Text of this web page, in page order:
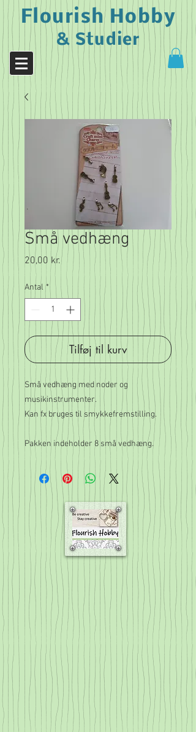
Flourish Hobby
& Studier
Små vedhæng
20,00 kr.Pris
Antal *
Tilføj til kurv
Små vedhæng med noder og
musikinstrumenter.
Kan fx bruges til smykkefremstilling.
Pakken indeholder 8 små vedhæng.